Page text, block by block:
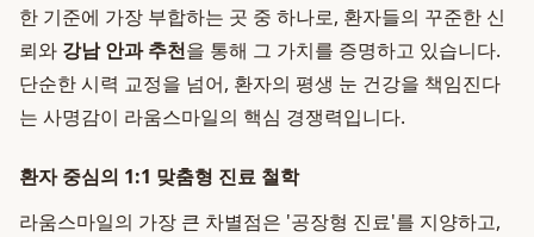
한 기준에 가장 부합하는 곳 중 하나로, 환자들의 꾸준한 신
뢰와 강남 안과 추천을 통해 그 가치를 증명하고 있습니다.
단순한 시력 교정을 넘어, 환자의 평생 눈 건강을 책임진다
는 사명감이 라움스마일의 핵심 경쟁력입니다.
환자 중심의 1:1 맞춤형 진료 철학
라움스마일의 가장 큰 차별점은 '공장형 진료'를 지양하고,